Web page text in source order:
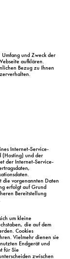
und Zweck der
aufklären.
Bezug zu Ihnen
Internet-Service-
(Hosting) und der
der Internet-Service-
die vorgenannten Daten
erfolgt auf Grund
Bereitstellung
um kleine
die auf dem
Cookies
Vielmehr dienen sie
Endgerät und
für Sie
zwischen